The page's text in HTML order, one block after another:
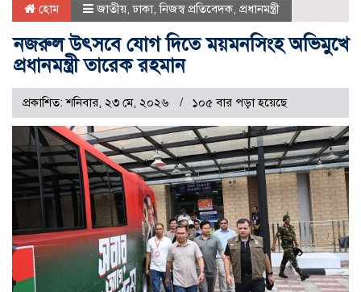
হোম জাতীয়,ঢাকা,নিজস্ব প্রতিবেদক, প্রধানমন্ত্রী
নজরুল উৎসবে যোগ দিতে ময়মনসিংহ অভিমুখে
প্রধানমন্ত্রী তারেক রহমান
প্রকাশিত: শনিবার, ২৩ মে, ২০২৬ ১০৫ বার পড়া হয়েছে